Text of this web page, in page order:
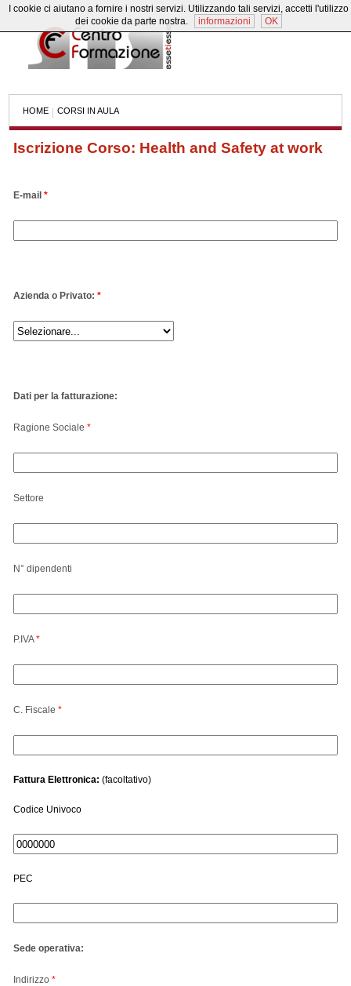
HOME CORSI IN AULA
Iscrizione Corso: Health and Safety at work
E-mail*
Azienda o Privato:*
Dati per la fatturazione:
Ragione Sociale *
Settore
N° dipendenti
P.IVA*
C. Fiscale*
Fattura Elettronica: (facoltativo)
Codice Univoco
PEC
Sede operativa:
Indirizzo*
I cookie ci aiutano a fornire i nostri servizi. Utilizzando tali servizi, accetti l'utilizzo
dei cookie da parte nostra.
informazioni OK